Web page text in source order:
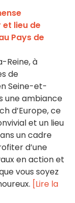
lieu de
Pays de
Reine, à
de
Seine-et-
une ambiance
d’Europe, ce
et un lieu
un cadre
d’une
en action et
vous soyez
[Lire la